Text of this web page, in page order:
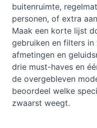
buitenruimte,
personen, of extra
Maak een korte lijst
gebruiken en filters
afmetingen en
drie must-haves en
de overgebleven
beoordeel welke
zwaarst weegt.